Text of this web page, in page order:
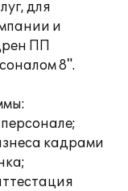
для
и
ПП
8".
кадрами